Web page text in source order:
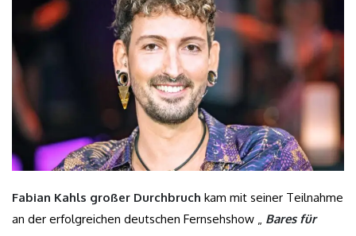
Fabian Kahls großer Durchbruch kam mit seiner Teilnahme
an der erfolgreichen deutschen Fernsehshow „ Bares für